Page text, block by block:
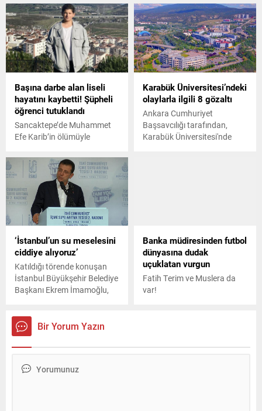
yapılan açıklamada, Bazı
sosyal medya hesapları
tarafından paylaşılan, “Cizre
Devlet Hastanesinin
morguna 46 ambulans giriş
yaptı. Morg ve hastane
sivillere kapatıldı.” iddiası
doğru değildir. ifadeleri yer
aldı.
Başına darbe alan liseli
hayatını kaybetti! Şüpheli
öğrenci tutuklandı
Sancaktepe’de Muhammet
Efe Karib’in ölümüyle
adliyeye sevk edilen 14
yaşındaki E.E. tutuklandı.
Karabük Üniversitesi’ndeki
olaylarla ilgili 8 gözaltı
Ankara Cumhuriyet
Başsavcılığı tarafından,
Karabük Üniversitesi'nde
‘İstanbul’un su meselesini
ciddiye alıyoruz’
Katıldığı törende konuşan
İstanbul Büyükşehir Belediye
Başkanı Ekrem İmamoğlu,
yakasında ve Avrupa
Yakasında ihtiyaç duyulan
noktalara özellikle buradan
süreçleri en verimli hale
Banka müdiresinden futbol
dünyasına dudak
uçuklatan vurgun
Fatih Terim ve Muslera da
var!
Bir Yorum Yazın